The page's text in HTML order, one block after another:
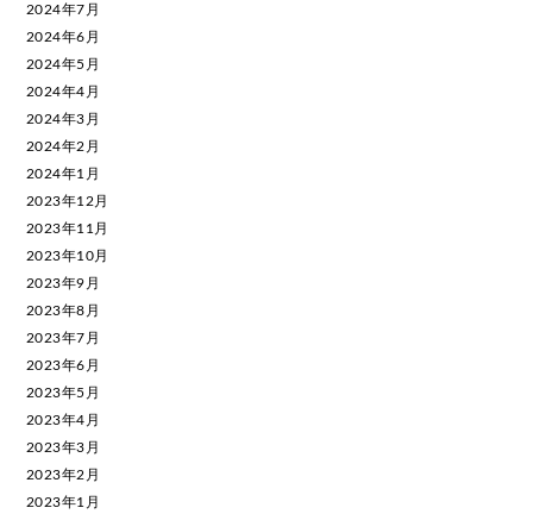
2024年7月
2024年6月
2024年5月
2024年4月
2024年3月
2024年2月
2024年1月
2023年12月
2023年11月
2023年10月
2023年9月
2023年8月
2023年7月
2023年6月
2023年5月
2023年4月
2023年3月
2023年2月
2023年1月